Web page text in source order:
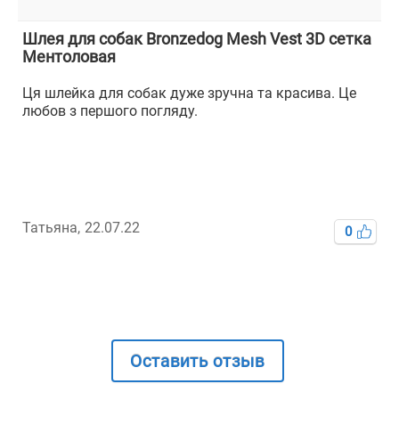
Шлея для собак Bronzedog Mesh Vest 3D сетка
Ментоловая
Ця шлейка для собак дуже зручна та красива. Це
любов з першого погляду.
Татьяна, 22.07.22 0
Оставить отзыв